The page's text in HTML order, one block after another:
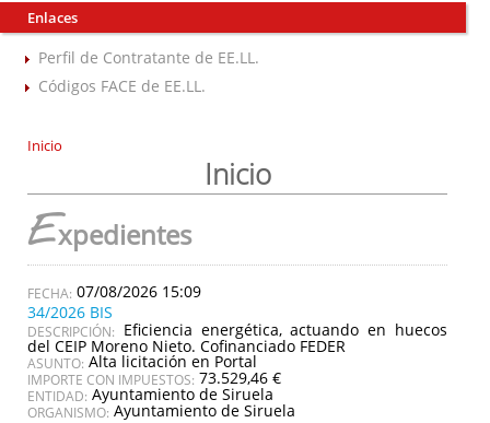
Enlaces
Perfil de Contratante de EE.LL.
Códigos FACE de EE.LL.
Inicio
Inicio
Expedientes
07/08/2026 15:09
34/2026 BIS
DESCRIPCIÓN: Eficiencia energética, actuando en huecos
del CEIP Moreno Nieto. Cofinanciado FEDER
ASUNTO: Alta licitación en Portal
IMPORTE CON IMPUESTOS: 73.529,46 €
ENTIDAD: Ayuntamiento de Siruela
ORGANISMO: Ayuntamiento de Siruela